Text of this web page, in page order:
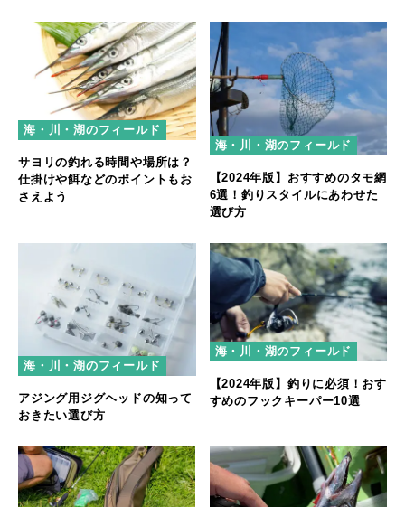
海・川・湖のフィールド
サヨリの釣れる時間や場所は？
仕掛けや餌などのポイントもお
さえよう
海・川・湖のフィールド
【2024年版】おすすめのタモ網
6選！釣りスタイルにあわせた
選び方
海・川・湖のフィールド
アジング用ジグヘッドの知って
おきたい選び方
海・川・湖のフィールド
【2024年版】釣りに必須！おす
すめのフックキーパー10選